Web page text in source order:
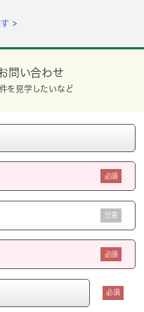
問い合わせ
を見学したいなど
必須
任意
必須
必須